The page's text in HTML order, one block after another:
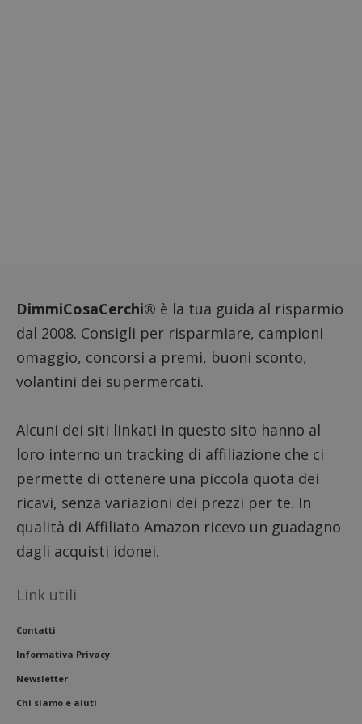
DimmiCosaCerchi® è la tua guida al risparmio
dal 2008. Consigli per risparmiare, campioni
omaggio, concorsi a premi, buoni sconto,
volantini dei supermercati.
Alcuni dei siti linkati in questo sito hanno al
loro interno un tracking di affiliazione che ci
permette di ottenere una piccola quota dei
ricavi, senza variazioni dei prezzi per te. In
qualità di Affiliato Amazon ricevo un guadagno
dagli acquisti idonei.
Link utili
Contatti
Informativa Privacy
Newsletter
Chi siamo e aiuti
CookieScriptConsent
Nome
Google Privacy Policy